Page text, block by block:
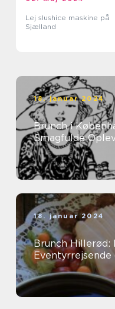
Lej slushice maskine på
Sjælland
18. januar 2024
Brunch i
Smagfulde
18. januar 2024
Brunch Hillerød: